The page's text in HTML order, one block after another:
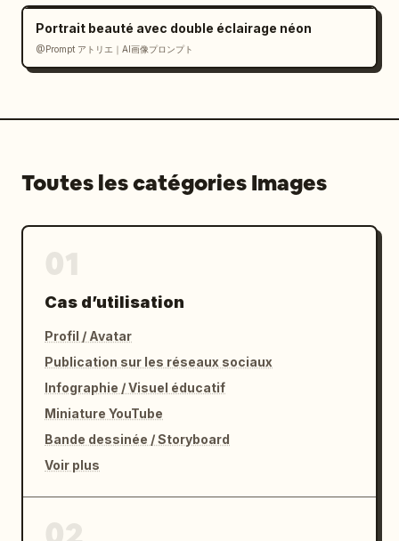
Portrait beauté avec double éclairage néon
@Prompt アトリエ｜AI画像プロンプト
Toutes les catégories Images
Cas d’utilisation
Profil / Avatar
Publication sur les réseaux sociaux
Infographie / Visuel éducatif
Miniature YouTube
Bande dessinée / Storyboard
Voir plus